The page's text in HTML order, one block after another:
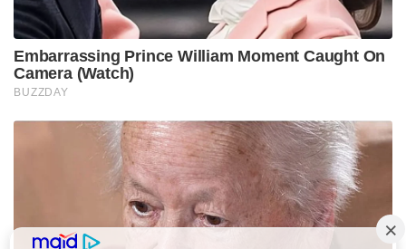
Embarrassing Prince William Moment Caught On
Camera (Watch)
BUZZDAY